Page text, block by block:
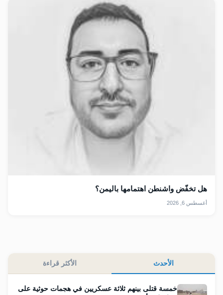
هل تخفّض واشنطن اهتمامها باليمن؟
أغسطس 6, 2026
الأحدث الأكثر قراءة
خمسة قتلى بينهم ثلاثة عسكريين في هجمات حوثية على